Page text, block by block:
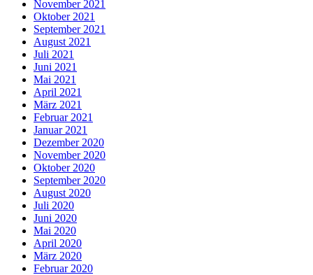
November 2021
Oktober 2021
September 2021
August 2021
Juli 2021
Juni 2021
Mai 2021
April 2021
März 2021
Februar 2021
Januar 2021
Dezember 2020
November 2020
Oktober 2020
September 2020
August 2020
Juli 2020
Juni 2020
Mai 2020
April 2020
März 2020
Februar 2020